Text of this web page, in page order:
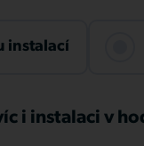
instalací
i instalaci v